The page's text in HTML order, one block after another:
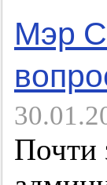
Мэр
Почти